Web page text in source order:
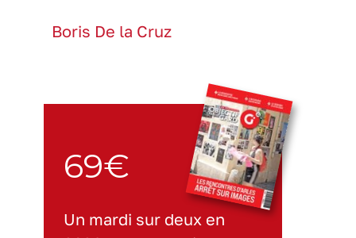
Boris De la Cruz
69€
Un mardi sur deux en